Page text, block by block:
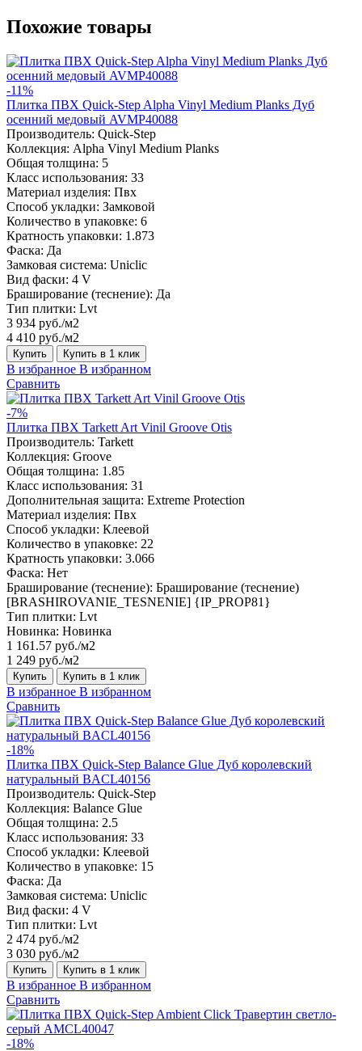
Похожие товары
-11%
Плитка ПВХ Quick-Step Alpha Vinyl Medium Planks Дуб
осенний медовый AVMP40088
Производитель: Quick-Step
Коллекция: Alpha Vinyl Medium Planks
Общая толщина: 5
Класс использования: 33
Материал изделия: Пвх
Способ укладки: Замковой
Количество в упаковке: 6
Кратность упаковки: 1.873
Фаска: Да
Замковая система: Uniclic
Вид фаски: 4 V
Браширование (теснение): Да
Тип плитки: Lvt
3 934 руб./м2
4 410 руб./м2
Купить Купить в 1 клик
В избранное В избранном
Сравнить
-7%
Плитка ПВХ Tarkett Art Vinil Groove Otis
Производитель: Tarkett
Коллекция: Groove
Общая толщина: 1.85
Класс использования: 31
Дополнительная защита: Extreme Protection
Материал изделия: Пвх
Способ укладки: Клеевой
Количество в упаковке: 22
Кратность упаковки: 3.066
Фаска: Нет
Браширование (теснение): Браширование (теснение)
[BRASHIROVANIE_TESNENIE] {IP_PROP81}
Тип плитки: Lvt
Новинка: Новинка
1 161.57 руб./м2
1 249 руб./м2
Купить Купить в 1 клик
В избранное В избранном
Сравнить
-18%
Плитка ПВХ Quick-Step Balance Glue Дуб королевский
натуральный BACL40156
Производитель: Quick-Step
Коллекция: Balance Glue
Общая толщина: 2.5
Класс использования: 33
Способ укладки: Клеевой
Количество в упаковке: 15
Фаска: Да
Замковая система: Uniclic
Вид фаски: 4 V
Тип плитки: Lvt
2 474 руб./м2
3 030 руб./м2
Купить Купить в 1 клик
В избранное В избранном
Сравнить
-18%